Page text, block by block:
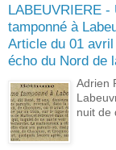
LABEUVRIERE -
tamponné à
Article du 01
écho du Nord de
Adrien
nuit de